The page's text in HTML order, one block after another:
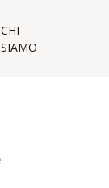
CHI
SIAMO